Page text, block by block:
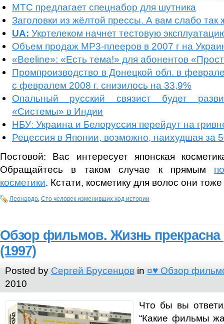
МТС предлагает спецнабор для шутника
Заголовки из жёлтой прессы. А вам слабо так
UA: Укртелеком начнет тестовую
Объем продаж МР3-плееров в 2007 г на
«Beeline»: «Есть тема!» для абонентов
Промпроизводство в Донецкой обл. в
с февралем 2008 г. снизилось на 33,9%
Опальный русский связист будет
«Системы» в Индии
НБУ: Украина и Белоруссия перейдут на
Рецессия в Японии, возможно, наихудшая за
Постовой: Вас интересует японская
Обращайтесь в таком случае к прямым
косметики. Кстати, косметику для волос они
Леонардо Сто человек изменивших ход истории
Обзор фильмов. Жизнь прекрасна
(1997)
Posted by Сергей Брусенцовin ¤♥ Обзор
2010
Что бы вы
“Какие фильмы